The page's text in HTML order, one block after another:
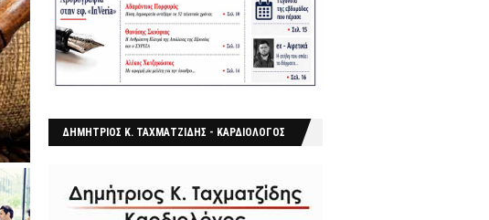
ΔΗΜΗΤΡΙΟΣ Κ. ΤΑΧΜΑΤΖΙΔΗΣ - ΚΑΡΔΙΟΛΟΓΟΣ